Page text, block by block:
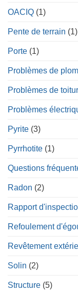
OACIQ (1)
Pente de terrain (1)
Porte (1)
Problèmes de
Problèmes de
Problèmes
Pyrite (3)
Pyrrhotite (1)
Questions
Radon (2)
Rapport
Refoulement
Revêtement
Solin (2)
Structure (5)